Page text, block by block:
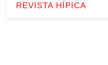
REVISTA HÍPICA